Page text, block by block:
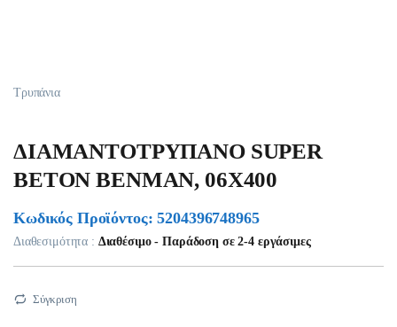
Τρυπάνια
ΔΙΑΜΑΝΤΟΤΡΥΠΑΝΟ SUPER
BETON BENMAN, 06X400
Κωδικός Προϊόντος: 5204396748965
Διαθεσιμότητα : Διαθέσιμο - Παράδοση σε 2-4 εργάσιμες
Σύγκριση